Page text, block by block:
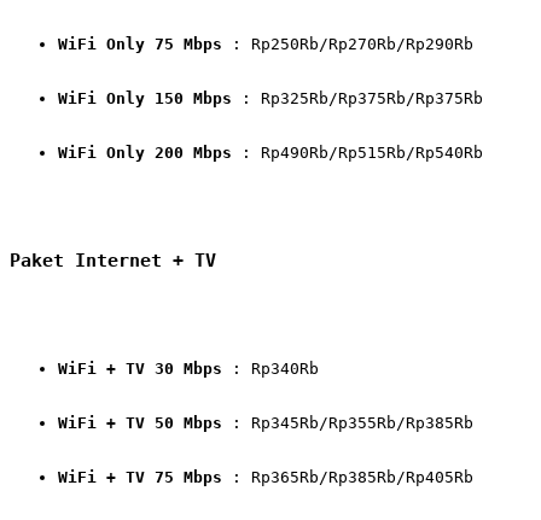
WiFi Only 75 Mbps : Rp250Rb/Rp270Rb/Rp290Rb
WiFi Only 150 Mbps : Rp325Rb/Rp375Rb/Rp375Rb
WiFi Only 200 Mbps : Rp490Rb/Rp515Rb/Rp540Rb
Paket Internet + TV
WiFi + TV 30 Mbps : Rp340Rb
WiFi + TV 50 Mbps : Rp345Rb/Rp355Rb/Rp385Rb
WiFi + TV 75 Mbps : Rp365Rb/Rp385Rb/Rp405Rb